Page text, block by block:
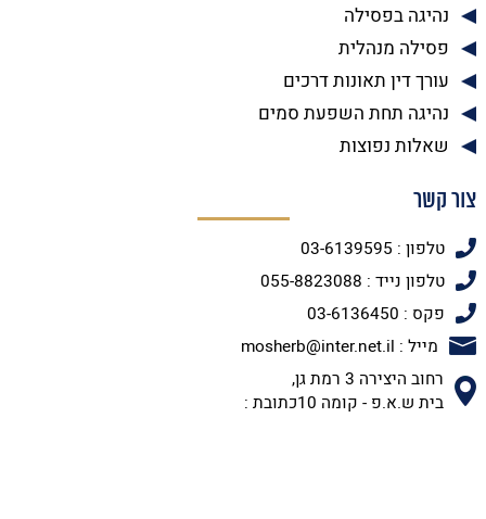
נהיגה בפסילה
פסילה מנהלית
עורך דין תאונות דרכים
נהיגה תחת השפעת סמים
שאלות נפוצות
צור קשר
טלפון : 03-6139595
טלפון נייד : 055-8823088
פקס : 03-6136450
מייל : mosherb@inter.net.il
רחוב היצירה 3 רמת גן,
בית ש.א.פ - קומה 10כתובת :